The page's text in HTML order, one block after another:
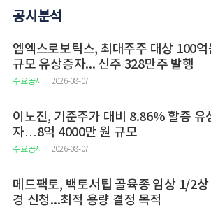
공시분석
엠엑스로보틱스, 최대주주 대상 100억
규모 유상증자... 신주 328만주 발행
주요공시 2026-08-07
이노진, 기준주가 대비 8.86% 할증 유
자…8억 4000만 원 규모
주요공시 2026-08-07
메드팩토, 백토서팁 골육종 임상 1/2상
경 신청...최적 용량 결정 목적